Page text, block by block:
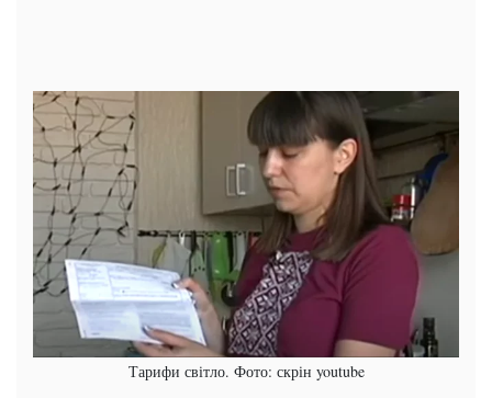
Тарифи світло. Фото: скрін youtube